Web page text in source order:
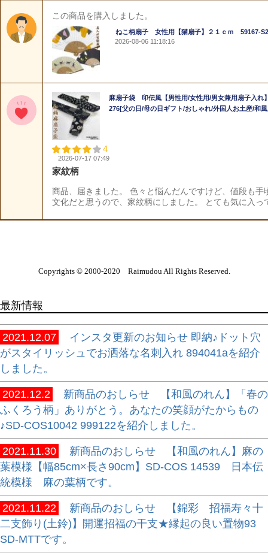
Copyrights © 2000-2020 Raimudou All Rights Reserved.
最新情報
2021.12.07
インスタ更新のお知らせ 即納♪ドット穴
がスタイリッシュでお洒落な名刺入れ 894041aを紹介
しました。
2021.12.2
新商品のおしらせ 【和風のれん】「春の
ふくろう柄」ありがとう。あなたの笑顔がたからもの
♪SD-COS10042 999122を紹介しました。
2021.11.30
新商品のおしらせ 【和風のれん】麻の
葉模様【幅85cm×長さ90cm】SD-COS 14539 日本伝
統模様 麻の葉柄です。
2021.11.22
新商品のおしらせ 【錦彩 招福寿々十
二支飾り(土鈴)】開運招福の干支★縁起の良い置物93
SD-MTTです。